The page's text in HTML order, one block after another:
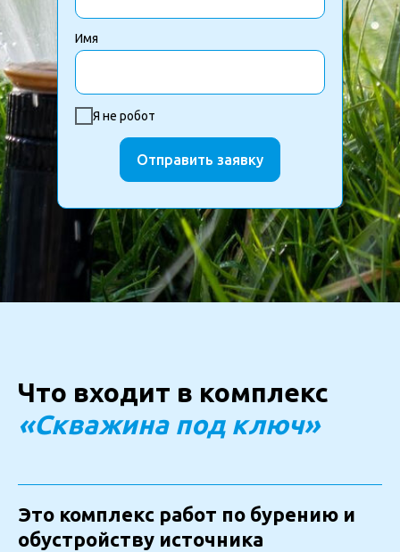
Имя
Я не робот
Отправить заявку
Что входит в комплекс
«Скважина под ключ»
Это комплекс работ по бурению и
обустройству источника